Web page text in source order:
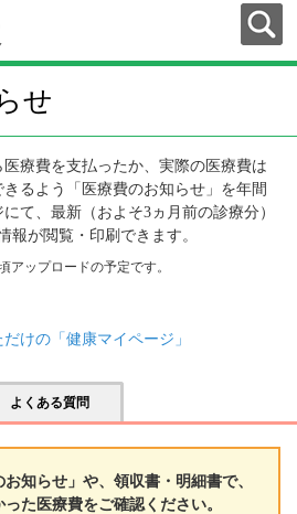
せ
療費を支払ったか、実際の医療費は
るよう「医療費のお知らせ」を年間
て、最新（およそ3ヵ月前の診療分）
報が閲覧・印刷できます。
アップロードの予定です。
けの「健康マイページ」
よくある質問
お知らせ」や、領収書・明細書で、
た医療費をご確認ください。